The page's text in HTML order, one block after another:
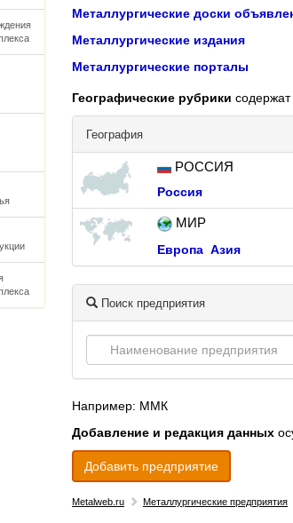
Металлургические доски
Металлургические издания
Металлургические порталы
Географические рубрики содержат
География
РОССИЯ
Россия
МИР
Европа Азия
Поиск предприятия
Например: ММК
Добавление и редакция данных
Добавить предприятие
Metalweb.ru Металлургические предприятия